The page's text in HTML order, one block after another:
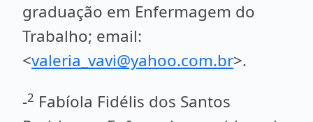
graduação em Enfermagem do
Trabalho; email:
<valeria_vavi@yahoo.com.br>.
-2 Fabíola Fidélis dos Santos